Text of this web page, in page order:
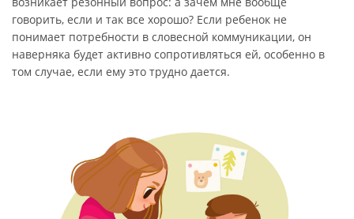
говорить, если и так все хорошо? Если ребенок не
понимает потребности в словесной коммуникации, он
наверняка будет активно сопротивляться ей, особенно в
том случае, если ему это трудно дается.